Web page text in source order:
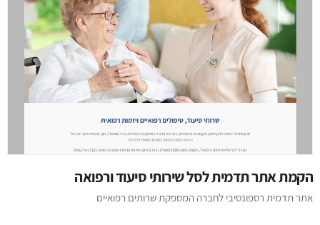
הקמת אתר תדמית לסל שירותי סיעוד ורפואה
אתר תדמית רספונסיבי לחברה המספקת שרותים רפואיים